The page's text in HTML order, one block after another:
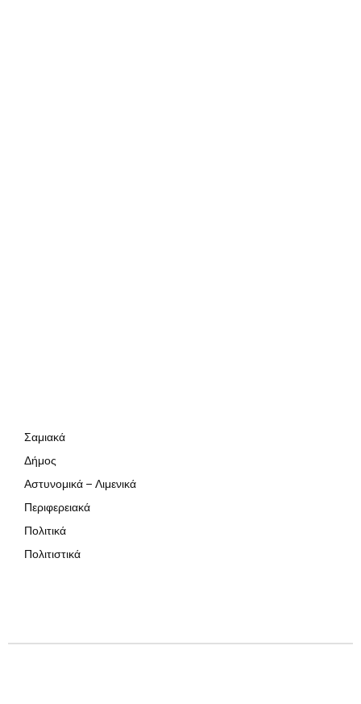
Σαμιακά
Δήμος
Αστυνομικά – Λιμενικά
Περιφερειακά
Πολιτικά
Πολιτιστικά